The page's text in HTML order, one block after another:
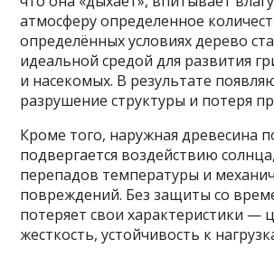
атмосферу определенное
определённых условиях дерево
идеальной средой для развития
и насекомых. В результате
разрушение структуры и потеря
Кроме того, наружная древесина
подвергается воздействию
перепадов температуры и
повреждений. Без защиты со
потеряет свои характеристики —
жесткость, устойчивость к